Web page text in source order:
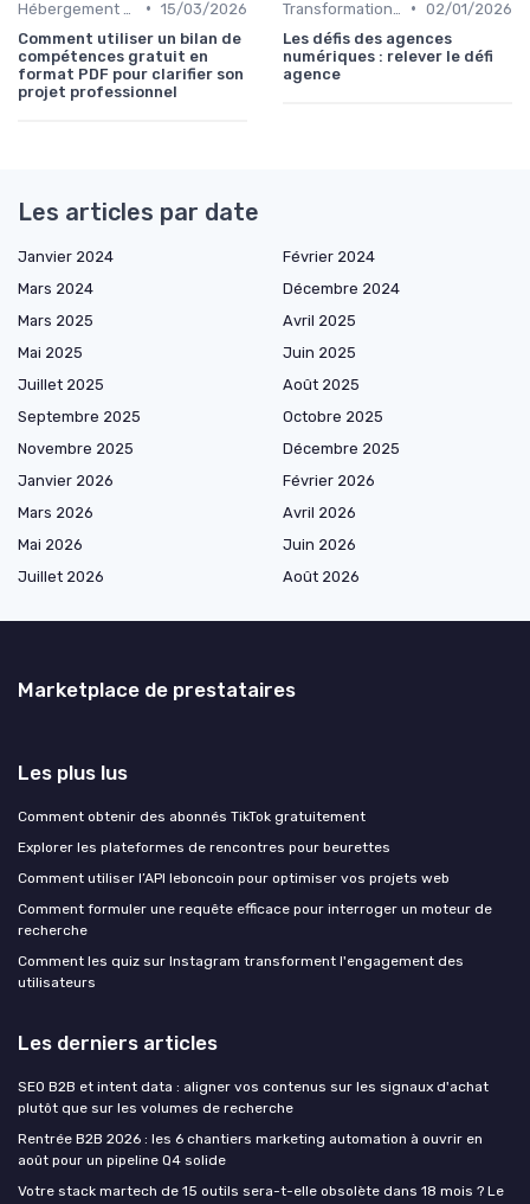
• 15/03/2026
Comment utiliser un bilan de
compétences gratuit en
format PDF pour clarifier son
projet professionnel
• 02/01/2026
Les défis des agences
numériques : relever le défi
agence
Les articles par date
Janvier 2024
Février 2024
Mars 2024
Décembre 2024
Mars 2025
Avril 2025
Mai 2025
Juin 2025
Juillet 2025
Août 2025
Septembre 2025
Octobre 2025
Novembre 2025
Décembre 2025
Janvier 2026
Février 2026
Mars 2026
Avril 2026
Mai 2026
Juin 2026
Juillet 2026
Août 2026
Marketplace de prestataires
Les plus lus
Comment obtenir des abonnés TikTok gratuitement
Explorer les plateformes de rencontres pour beurettes
Comment utiliser l’API leboncoin pour optimiser vos projets web
Comment formuler une requête efficace pour interroger un moteur de
recherche
Comment les quiz sur Instagram transforment l'engagement des
utilisateurs
Les derniers articles
SEO B2B et intent data : aligner vos contenus sur les signaux d'achat
plutôt que sur les volumes de recherche
Rentrée B2B 2026 : les 6 chantiers marketing automation à ouvrir en
août pour un pipeline Q4 solide
Votre stack martech de 15 outils sera-t-elle obsolète dans 18 mois ? Le